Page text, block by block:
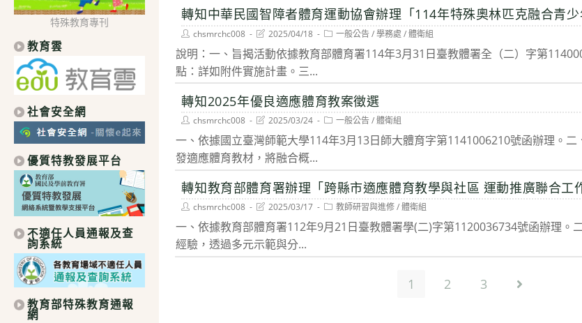
轉知中華民國智障者體育運動協會辦理「114年特殊奧林匹克融合青
Postchsmrchc008
Post
modified:
2025/04/18
Post一般公告 / 學務處 / 體衛組
說明：一、旨揭活動依據教育部體育署114年3月31日臺教體署全（二）字第
點：詳如附件實施計畫。三...
轉知2025年優良適應體育教案徵選
Postchsmrchc008
Post
modified:
2025/03/24
Post一般公告 / 體衛組
一、依據國立臺灣師範大學114年3月13日師大體育字第1141006210號函辦理。
發適應體育教材，將融合概...
轉知教育部體育署辦理「跨縣市適應體育教學與社區 運動推廣聯合工
Postchsmrchc008
Post
modified:
2025/03/17
Post教師研習與進修 / 體衛組
一、依據教育部體育署112年9月21日臺教體署學(二)字第1120036734號函辦理。
經驗，透過多元示範與分...
1 2 3 Go to the
特殊教育專刊
教育雲
社會安全網
優質特教發展平台
不適任人員通報及查
詢系統
教育部特殊教育通報
網